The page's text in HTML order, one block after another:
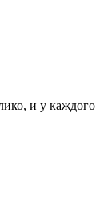
и у каждого